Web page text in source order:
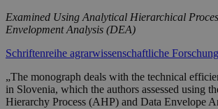
Examined Using Analytical Hierarchical
Envelopment Analysis (DEA)
Schriftenreihe agrarwissenschaftliche
„The monograph deals with the technical
in Slovenia, which the authors assessed using
Hierarchy Process (AHP) and Data Envelope